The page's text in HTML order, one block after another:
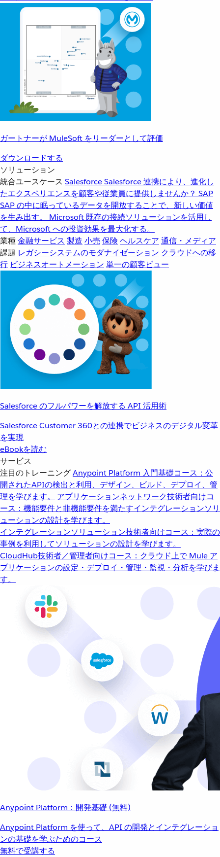
ガートナーが MuleSoft をリーダーとして評価
ダウンロードする
ソリューション
統合ユースケース SalesforceSalesforce 連携により、進化し
たエクスペリエンスを顧客や従業員に提供しませんか？ SAP
SAP の中に眠っているデータを開放することで、新しい価値
を生み出す。
Microsoft 既存の接続ソリューションを活用し
て、Microsoft への投資効果を最大化する。
業種金融サービス 製造 小売 保険 ヘルスケア 通信・メディア
課題 レガシーシステムのモダナイゼーション クラウドへの移
行 ビジネスオートメーション 単一の顧客ビュー
Salesforce のフルパワーを解放する API 活用術
Salesforce Customer 360との連携でビジネスのデジタル変革
を実現
eBookを読む
サービス
注目のトレーニングAnypoint Platform 入門基礎コース：公
開されたAPIの検出と利用、デザイン、ビルド、デプロイ、管
理を学びます。
アプリケーションネットワーク技術者向けコ
ース：機能要件と非機能要件を満たすインテグレーションソリ
ューションの設計を学びます。
インテグレーションソリューション技術者向けコース：実際の
事例を利用してソリューションの設計を学びます。
CloudHub技術者／管理者向けコース：クラウド上で Mule ア
プリケーションの設定・デプロイ・管理・監視・分析を学びま
す。
Anypoint Platform：開発基礎 (無料)
Anypoint Platform を使って、API の開発とインテグレーショ
ンの基礎を学ぶためのコース
無料で受講する